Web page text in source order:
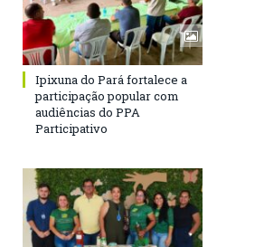
Ipixuna do Pará fortalece a
participação popular com
audiências do PPA
Participativo